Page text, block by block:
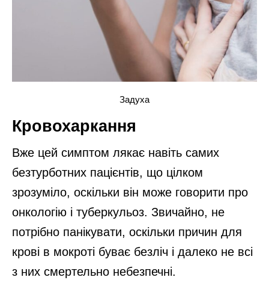
Задуха
Кровохаркання
Вже цей симптом лякає навіть самих
безтурботних пацієнтів, що цілком
зрозуміло, оскільки він може говорити про
онкологію і туберкульоз. Звичайно, не
потрібно панікувати, оскільки причин для
крові в мокроті буває безліч і далеко не всі
з них смертельно небезпечні.